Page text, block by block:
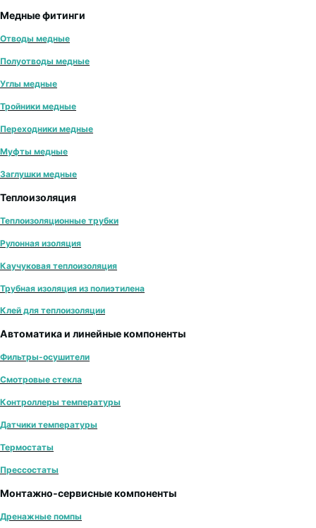
Медные фитинги
Отводы медные
Полуотводы медные
Углы медные
Тройники медные
Переходники медные
Муфты медные
Заглушки медные
Теплоизоляция
Теплоизоляционные трубки
Рулонная изоляция
Каучуковая теплоизоляция
Трубная изоляция из полиэтилена
Клей для теплоизоляции
Автоматика и линейные компоненты
Фильтры-осушители
Смотровые стекла
Контроллеры температуры
Датчики температуры
Термостаты
Прессостаты
Монтажно‑сервисные компоненты
Дренажные помпы